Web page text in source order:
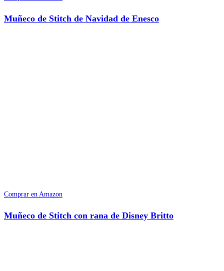
Muñeco de Stitch de Navidad de Enesco
Comprar en Amazon
Muñeco de Stitch con rana de Disney Britto